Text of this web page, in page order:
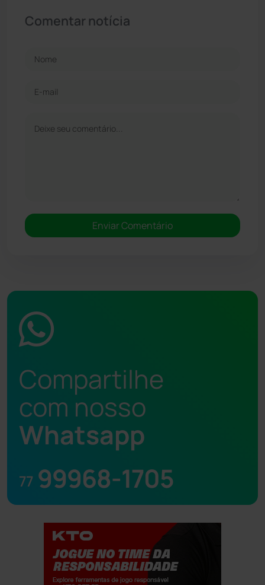
Comentar notícia
Compartilhe
com nosso
Whatsapp
77 99968-1705